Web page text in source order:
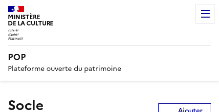
MINISTÈRE
DE LA CULTURE
POP
Plateforme ouverte du patrimoine
socle